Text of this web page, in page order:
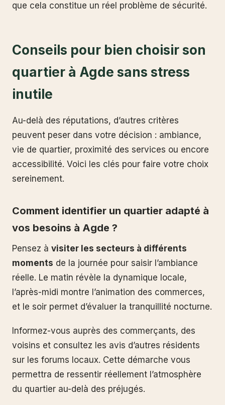
que cela constitue un réel problème de sécurité.
Conseils pour bien choisir son
quartier à Agde sans stress
inutile
Au-delà des réputations, d’autres critères
peuvent peser dans votre décision : ambiance,
vie de quartier, proximité des services ou encore
accessibilité. Voici les clés pour faire votre choix
sereinement.
Comment identifier un quartier adapté à
vos besoins à Agde ?
Pensez à visiter les secteurs à différents
moments de la journée pour saisir l’ambiance
réelle. Le matin révèle la dynamique locale,
l’après-midi montre l’animation des commerces,
et le soir permet d’évaluer la tranquillité nocturne.
Informez-vous auprès des commerçants, des
voisins et consultez les avis d’autres résidents
sur les forums locaux. Cette démarche vous
permettra de ressentir réellement l’atmosphère
du quartier au-delà des préjugés.